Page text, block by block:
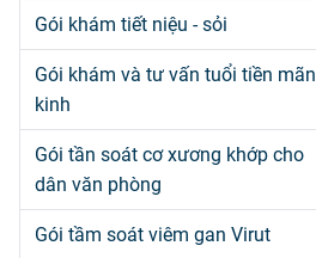
Gói khám tiết niệu - sỏi
Gói khám và tư vấn tuổi tiền mãn
kinh
Gói tần soát cơ xương khớp cho
dân văn phòng
Gói tầm soát viêm gan Virut